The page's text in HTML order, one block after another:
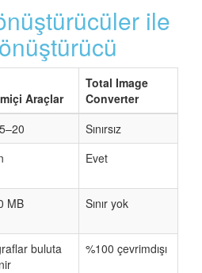
ile
Araçlar
Total Image
Converter
Sınırsız
Evet
MB Sınır yok
buluta
%100 çevrimdışı